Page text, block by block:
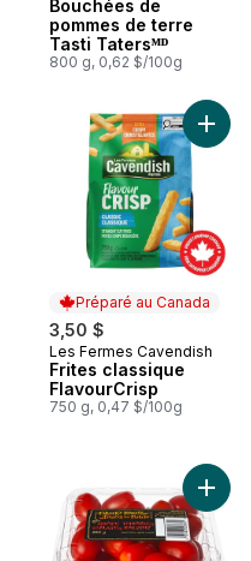
Bouchées de
pommes de terre
Tasti Tatersᴹᴰ
800 g, 0,62 $/100g
Préparé au Canada
3,50 $
Préparé au Canada
Les Fermes Cavendish
Frites classique
FlavourCrisp
750 g, 0,47 $/100g